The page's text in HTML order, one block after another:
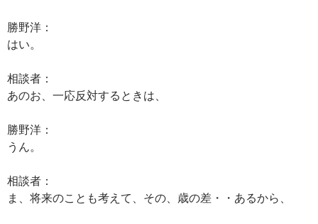
勝野洋：
はい。
相談者：
あのお、一応反対するときは、
勝野洋：
うん。
相談者：
ま、将来のことも考えて、その、歳の差・・あるから、